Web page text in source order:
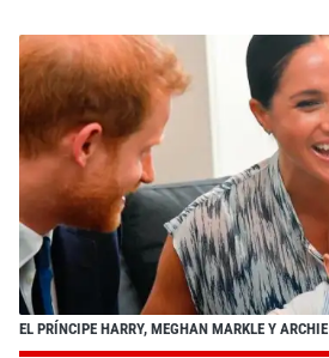
EL PRÍNCIPE HARRY, MEGHAN MARKLE Y ARCHIE